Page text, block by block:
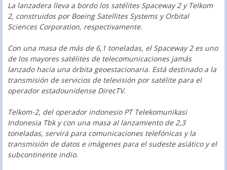
La lanzadera lleva a bordo los satélites Spaceway 2 y Telkom
2, construidos por Boeing Satellites Systems y Orbital
Sciences Corporation, respectivamente.
Con una masa de más de 6,1 toneladas, el Spaceway 2 es uno
de los mayores satélites de telecomunicaciones jamás
lanzado hacia una órbita geoestacionaria. Está destinado a la
transmisión de servicios de televisión por satélite para el
operador estadounidense DirecTV.
Telkom-2, del operador indonesio PT Telekomunikasi
Indonesia Tbk y con una masa al lanzamiento de 2,3
toneladas, servirá para comunicaciones telefónicas y la
transmisión de datos e imágenes para el sudeste asiático y el
subcontinente indio.